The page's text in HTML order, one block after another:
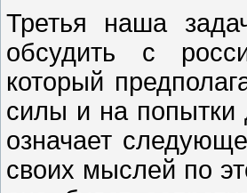
Третья наша
обсудить с
который
силы и на попытки
означает
своих мыслей по